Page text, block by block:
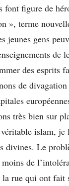
figure de
», terme
gens
de
des esprits
de
très bien sur
islam, je
divines. Le
de
rue qui ont fait